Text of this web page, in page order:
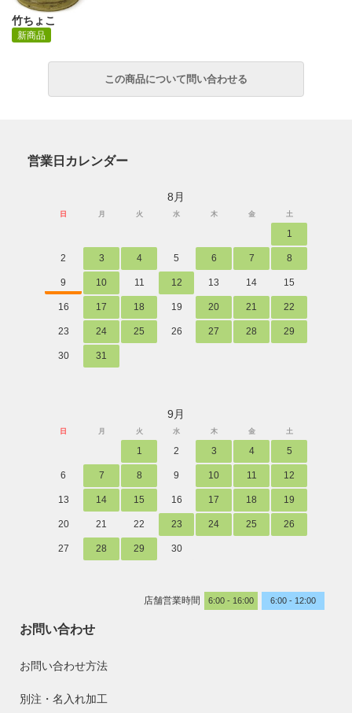
竹ちょこ
新商品
営業日カレンダー
8月
日 月 火 水 木 金 土
1
2 3 4 5 6 7 8
9 10 11 12 13 14 15
16 17 18 19 20 21 22
23 24 25 26 27 28 29
30 31
9月
日 月 火 水 木 金 土
1 2 3 4 5
6 7 8 9 10 11 12
13 14 15 16 17 18 19
20 21 22 23 24 25 26
27 28 29 30
店舗営業時間 6:00 - 16:00 6:00 - 12:00
お問い合わせ
お問い合わせ方法
別注・名入れ加工